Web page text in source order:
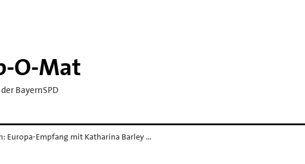
​O-​Mat
BayernSPD
Europa-Empfang mit Katharina Barley …